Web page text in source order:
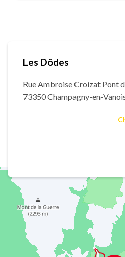
Les Dôdes
Rue Ambroise Croizat Pont
73350 Champagny-en-